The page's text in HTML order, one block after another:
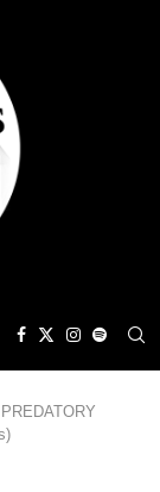
PREDATORY